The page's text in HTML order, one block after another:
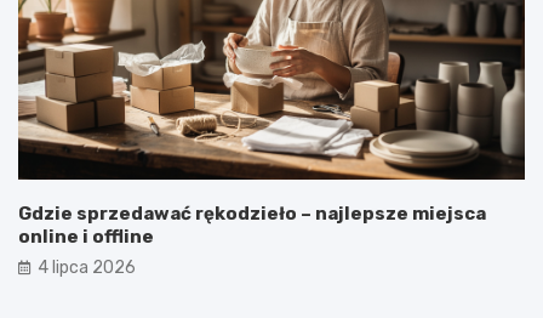
Gdzie sprzedawać rękodzieło – najlepsze miejsca
online i offline
4 lipca 2026